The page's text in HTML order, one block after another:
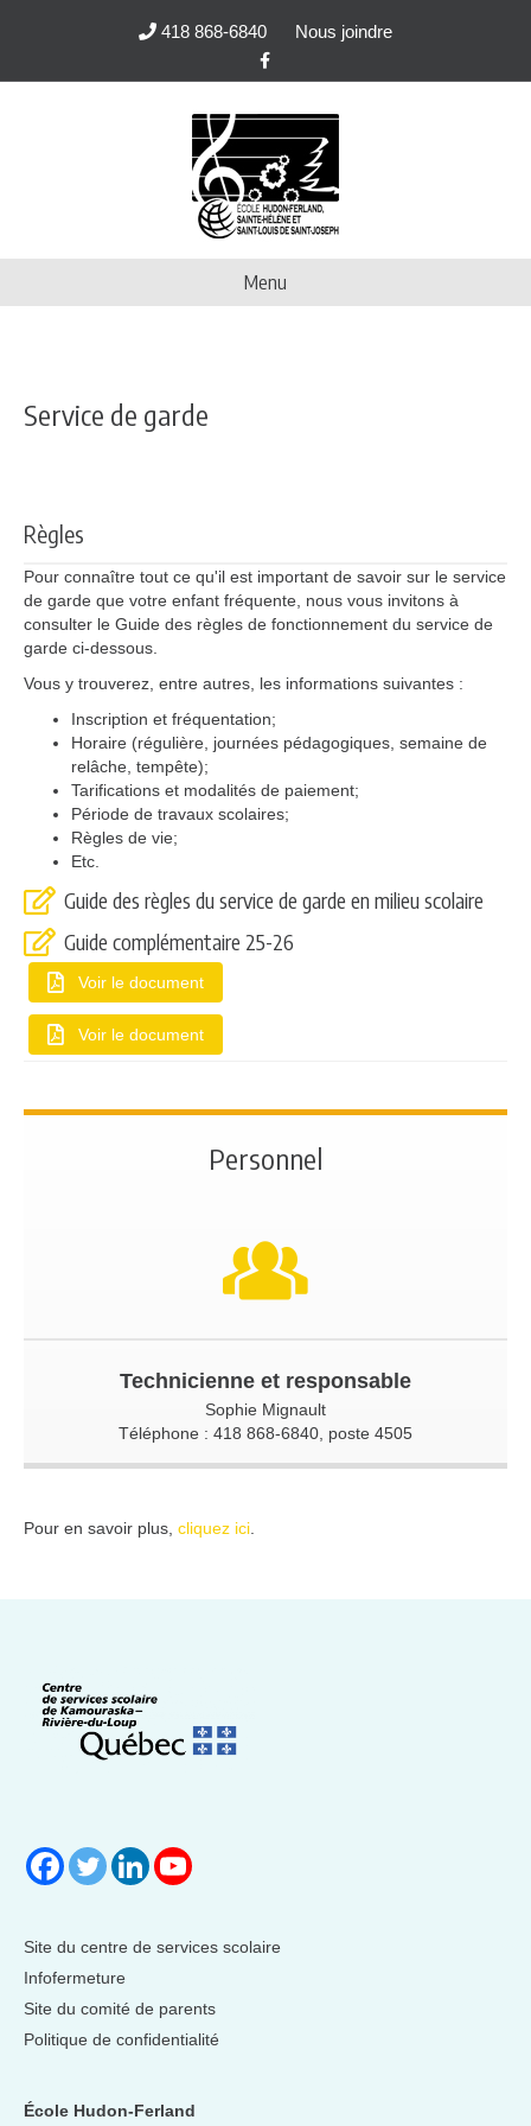
418 868-6840
Nous joindre
Facebook
Menu
Service de garde
Règles
Pour connaître tout ce qu'il est important de savoir sur le service
de garde que votre enfant fréquente, nous vous invitons à
consulter le Guide des règles de fonctionnement du service de
garde ci-dessous.
Vous y trouverez, entre autres, les informations suivantes :
Inscription et fréquentation;
Horaire (régulière, journées pédagogiques, semaine de
relâche, tempête);
Tarifications et modalités de paiement;
Période de travaux scolaires;
Règles de vie;
Etc.
Guide des règles du service de garde en milieu scolaire
Guide complémentaire 25-26
Voir le document
Voir le document
Personnel
Technicienne et responsable
Sophie Mignault
Téléphone : 418 868-6840, poste 4505
Pour en savoir plus, cliquez ici
Site du centre de services scolaire
Infofermeture
Site du comité de parents
Politique de confidentialité
École Hudon-Ferland